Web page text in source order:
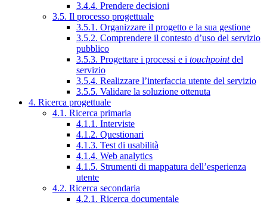
3.4.4. Prendere decisioni
3.5. Il processo progettuale
3.5.1. Organizzare il progetto e la sua gestione
3.5.2. Comprendere il contesto d’uso del servizio
pubblico
3.5.3. Progettare i processi e i touchpointdel
servizio
3.5.4. Realizzare l’interfaccia utente del servizio
3.5.5. Validare la soluzione ottenuta
4. Ricerca progettuale
4.1. Ricerca primaria
4.1.1. Interviste
4.1.2. Questionari
4.1.3. Test di usabilità
4.1.4. Web analytics
4.1.5. Strumenti di mappatura dell’esperienza
utente
4.2. Ricerca secondaria
4.2.1. Ricerca documentale